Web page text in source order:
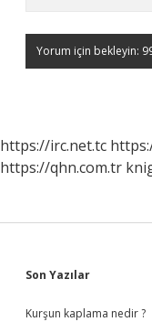
https://irc.net.tc
https://qhn.com.tr
Sidebar
Son Yazılar
Kurşun kaplama nedir ?